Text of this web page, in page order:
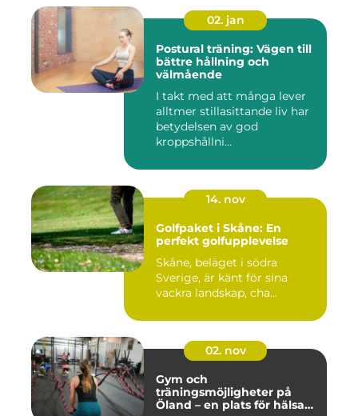
02. jan
Postural träning: Vägen till
bättre hållning och
välmående
I takt med att många lever
alltmer stillasittande liv har
betydelsen av god
kroppshållni...
14. nov
Golfpaket i Skåne: En
perfekt golfupplevelse
Skåne, beläget i södra
Sverige, är känt för sina
vackra landskap, cha...
02. nov
Gym och
träningsmöjligheter på
Öland – en plats för hälsa